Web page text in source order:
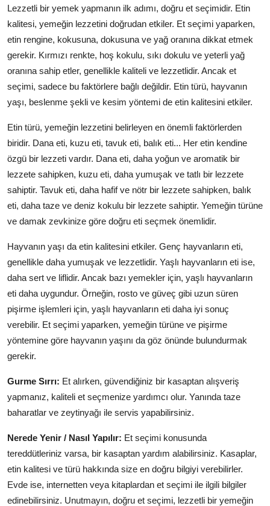
Lezzetli bir yemek yapmanın ilk adımı, doğru et seçimidir. Etin
kalitesi, yemeğin lezzetini doğrudan etkiler. Et seçimi yaparken,
etin rengine, kokusuna, dokusuna ve yağ oranına dikkat etmek
gerekir. Kırmızı renkte, hoş kokulu, sıkı dokulu ve yeterli yağ
oranına sahip etler, genellikle kaliteli ve lezzetlidir. Ancak et
seçimi, sadece bu faktörlere bağlı değildir. Etin türü, hayvanın
yaşı, beslenme şekli ve kesim yöntemi de etin kalitesini etkiler.
Etin türü, yemeğin lezzetini belirleyen en önemli faktörlerden
biridir. Dana eti, kuzu eti, tavuk eti, balık eti... Her etin kendine
özgü bir lezzeti vardır. Dana eti, daha yoğun ve aromatik bir
lezzete sahipken, kuzu eti, daha yumuşak ve tatlı bir lezzete
sahiptir. Tavuk eti, daha hafif ve nötr bir lezzete sahipken, balık
eti, daha taze ve deniz kokulu bir lezzete sahiptir. Yemeğin türüne
ve damak zevkinize göre doğru eti seçmek önemlidir.
Hayvanın yaşı da etin kalitesini etkiler. Genç hayvanların eti,
genellikle daha yumuşak ve lezzetlidir. Yaşlı hayvanların eti ise,
daha sert ve liflidir. Ancak bazı yemekler için, yaşlı hayvanların
eti daha uygundur. Örneğin, rosto ve güveç gibi uzun süren
pişirme işlemleri için, yaşlı hayvanların eti daha iyi sonuç
verebilir. Et seçimi yaparken, yemeğin türüne ve pişirme
yöntemine göre hayvanın yaşını da göz önünde bulundurmak
gerekir.
Gurme Sırrı: Et alırken, güvendiğiniz bir kasaptan alışveriş
yapmanız, kaliteli et seçmenize yardımcı olur. Yanında taze
baharatlar ve zeytinyağı ile servis yapabilirsiniz.
Nerede Yenir / Nasıl Yapılır: Et seçimi konusunda
tereddütleriniz varsa, bir kasaptan yardım alabilirsiniz. Kasaplar,
etin kalitesi ve türü hakkında size en doğru bilgiyi verebilirler.
Evde ise, internetten veya kitaplardan et seçimi ile ilgili bilgiler
edinebilirsiniz. Unutmayın, doğru et seçimi, lezzetli bir yemeğin